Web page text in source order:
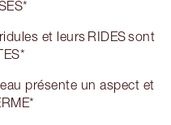
et leurs RIDES sont
présente un aspect et